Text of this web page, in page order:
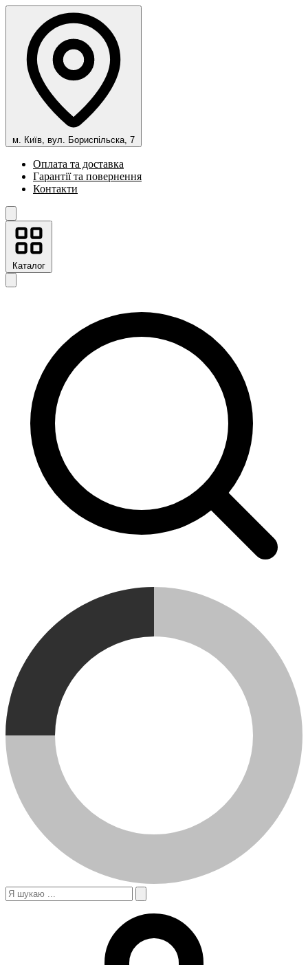
м. Київ, вул. Бориспільска, 7
Оплата та доставка
Гарантії та повернення
Контакти
Каталог